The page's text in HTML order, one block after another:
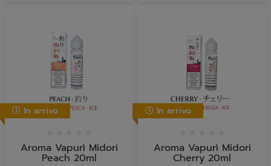
In arrivo
Aroma Vapurì Midori
Peach 20ml
In arrivo
Aroma Vapurì Midori
Cherry 20ml